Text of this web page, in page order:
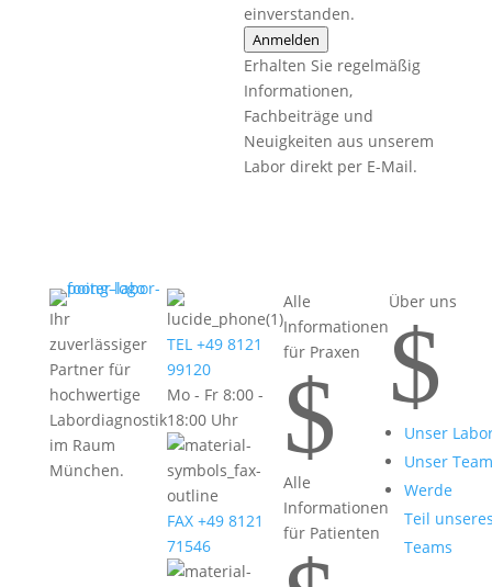
einverstanden.
Anmelden
Erhalten Sie regelmäßig
Informationen,
Fachbeiträge und
Neuigkeiten aus unserem
Labor direkt per E-Mail.
Ihr
zuverlässiger
Partner für
hochwertige
Labordiagnostik
im Raum
München.
TEL +49 8121
99120
Mo - Fr 8:00 -
18:00 Uhr
FAX +49 8121
71546
Alle
Informationen
für Praxen
$
Alle
Informationen
für Patienten
Über uns
$
Unser
Unser Team
Werde
Teil
Teams